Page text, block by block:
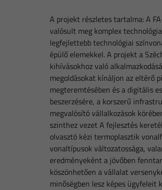
A projekt részletes tartalma: A
valósult meg komplex
legfejlettebb technológiai
épülő elemekkel. A projekt a
kihívásokhoz való
megoldásokat kínáljon az eltérő
megteremtésében és a digitális
beszerzésére, a korszerű
megvalósító vállalkozások
szinthez vezet A fejlesztés
olvasztó kézi termoplasztik
vonaltípusok változatossága,
eredményeként a jövőben
köszönhetően a vállalat
minőségben lesz képes ügyfeleit